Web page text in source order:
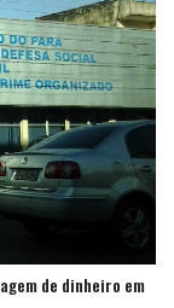
de dinheiro em